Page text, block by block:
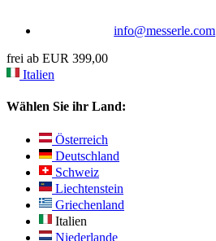
info@messerle.com
frei ab EUR 399,00
Italien
Wählen Sie ihr Land:
Österreich
Deutschland
Schweiz
Liechtenstein
Griechenland
Italien
Niederlande